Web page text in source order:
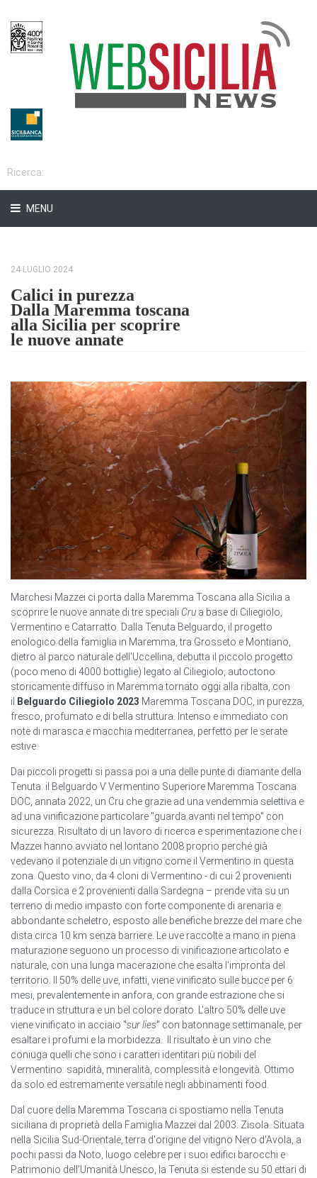
MENU
24 LUGLIO 2024
Calici in purezza
Dalla Maremma toscana
alla Sicilia per scoprire
le nuove annate
Marchesi Mazzei ci porta dalla Maremma Toscana alla Sicilia a
scoprire le nuove annate di tre speciali Cru a base di Ciliegiolo,
Vermentino e Catarratto. Dalla Tenuta Belguardo, il progetto
enologico della famiglia in Maremma, tra Grosseto e Montiano,
dietro al parco naturale dell'Uccellina, debutta il piccolo progetto
(poco meno di 4000 bottiglie) legato al Ciliegiolo, autoctono
storicamente diffuso in Maremma tornato oggi alla ribalta, con
il
Belguardo Ciliegiolo 2023 Maremma Toscana DOC, in purezza,
fresco, profumato e di bella struttura. Intenso e immediato con
note di marasca e macchia mediterranea, perfetto per le serate
estive.
Dai piccoli progetti si passa poi a una delle punte di diamante della
Tenuta: il Belguardo V Vermentino Superiore Maremma Toscana
DOC, annata 2022, un Cru che grazie ad una vendemmia selettiva e
ad una vinificazione particolare "guarda avanti nel tempo" con
sicurezza. Risultato di un lavoro di ricerca e sperimentazione che i
Mazzei hanno avviato nel lontano 2008 proprio perché già
vedevano il potenziale di un vitigno come il Vermentino in questa
zona. Questo vino, da 4 cloni di Vermentino - di cui 2 provenienti
dalla Corsica e 2 provenienti dalla Sardegna – prende vita su un
terreno di medio impasto con forte componente di arenaria e
abbondante scheletro, esposto alle benefiche brezze del mare che
dista circa 10 km senza barriere. Le uve raccolte a mano in piena
maturazione seguono un processo di vinificazione articolato e
naturale, con una lunga macerazione che esalta l'impronta del
territorio. Il 50% delle uve, infatti, viene vinificato sulle bucce per 6
mesi, prevalentemente in anfora, con grande estrazione che si
traduce in struttura e un bel colore dorato. L'altro 50% delle uve
viene vinificato in acciaio "sur lies" con batonnage settimanale, per
esaltare i profumi e la morbidezza. Il risultato è un vino che
coniuga quelli che sono i caratteri identitari più nobili del
Vermentino: sapidità, mineralità, complessità e longevità. Ottimo
da solo ed estremamente versatile negli abbinamenti food.
Dal cuore della Maremma Toscana ci spostiamo nella Tenuta
siciliana di proprietà della Famiglia Mazzei dal 2003: Zisola. Situata
nella Sicilia Sud-Orientale, terra d'origine del vitigno Nero d'Avola, a
pochi passi da Noto, luogo celebre per i suoi edifici barocchi e
Patrimonio dell'Umanità Unesco, la Tenuta si estende su 50 ettari di